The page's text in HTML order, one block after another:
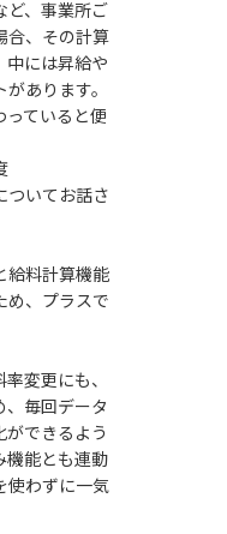
ど、事業所ご
合、その計算
中には昇給や
あります。
っていると便
ついてお話さ
給料計算機能
め、プラスで
変更にも、
、毎回データ
できるよう
機能とも連動
使わずに一気